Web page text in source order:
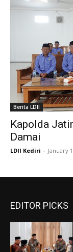
Berita LDII
Kapolda
Damai
LDII Kediri - January
EDITOR PICKS